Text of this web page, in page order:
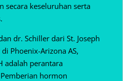
secara keseluruhan serta
dr. Schiller dari St. Joseph
Phoenix-Arizona AS,
adalah perantara
hormon